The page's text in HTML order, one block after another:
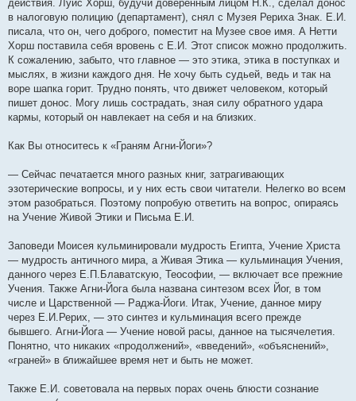
действия. Луис Хорш, будучи доверенным лицом Н.К., сделал донос
в налоговую полицию (департамент), снял с Музея Рериха Знак. Е.И.
писала, что он, чего доброго, поместит на Музее свое имя. А Нетти
Хорш поставила себя вровень с Е.И. Этот список можно продолжить.
К сожалению, забыто, что главное — это этика, этика в поступках и
мыслях, в жизни каждого дня. Не хочу быть судьей, ведь и так на
воре шапка горит. Трудно понять, что движет человеком, который
пишет донос. Могу лишь сострадать, зная силу обратного удара
кармы, который он навлекает на себя и на близких.
Как Вы относитесь к «Граням Агни-Йоги»?
— Сейчас печатается много разных книг, затрагивающих
эзотерические вопросы, и у них есть свои читатели. Нелегко во всем
этом разобраться. Поэтому попробую ответить на вопрос, опираясь
на Учение Живой Этики и Письма Е.И.
Заповеди Моисея кульминировали мудрость Египта, Учение Христа
— мудрость античного мира, а Живая Этика — кульминация Учения,
данного через Е.П.Блаватскую, Теософии, — включает все прежние
Учения. Также Агни-Йога была названа синтезом всех Йог, в том
числе и Царственной — Раджа-Йоги. Итак, Учение, данное миру
через Е.И.Рерих, — это синтез и кульминация всего прежде
бывшего. Агни-Йога — Учение новой расы, данное на тысячелетия.
Понятно, что никаких «продолжений», «введений», «объяснений»,
«граней» в ближайшее время нет и быть не может.
Также Е.И. советовала на первых порах очень блюсти сознание